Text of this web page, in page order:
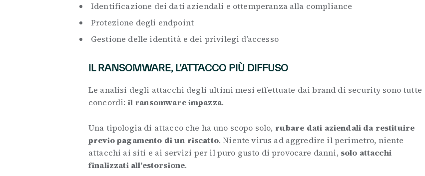
Identificazione dei dati aziendali e ottemperanza alla compliance
Protezione degli endpoint
Gestione delle identità e dei privilegi d’accesso
IL RANSOMWARE, L’ATTACCO PIÙ DIFFUSO
Le analisi degli attacchi degli ultimi mesi effettuate dai brand di security sono tutte
concordi: il ransomware impazza.
Una tipologia di attacco che ha uno scopo solo, rubare dati aziendali da restituire
previo pagamento di un riscatto. Niente virus ad aggredire il perimetro, niente
attacchi ai siti e ai servizi per il puro gusto di provocare danni, solo attacchi
finalizzati all’estorsione.